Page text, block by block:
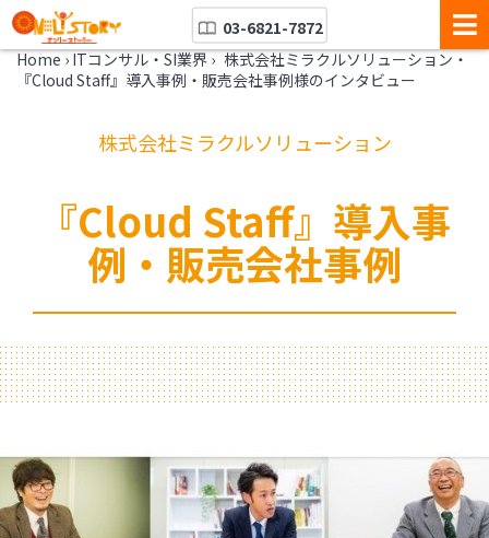
03-6821-7872
Home › ITコンサル・SI業界 › 株式会社ミラクルソリューション・
『Cloud Staff』導入事例・販売会社事例様のインタビュー
株式会社ミラクルソリューション
『Cloud Staff』導入事
例・販売会社事例